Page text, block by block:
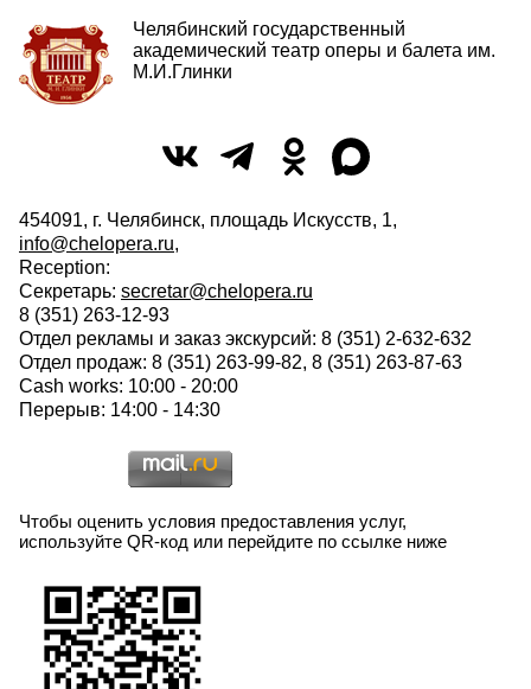
Челябинский государственный
академический театр оперы и балета им.
М.И.Глинки
454091, г. Челябинск, площадь Искусств, 1,
info@chelopera.ru,
Reception:
Секретарь: secretar@chelopera.ru
8 (351) 263-12-93
Отдел рекламы и заказ экскурсий: 8 (351) 2-632-632
Отдел продаж: 8 (351) 263-99-82, 8 (351) 263-87-63
Cash works: 10:00 - 20:00
Перерыв: 14:00 - 14:30
Чтобы оценить условия предоставления услуг,
используйте QR-код или перейдите по ссылке ниже